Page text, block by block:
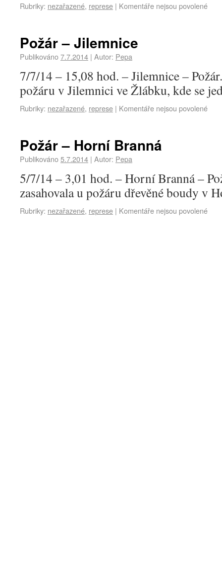
Rubriky: nezařazené, represe | Komentáře nejsou povolené
Požár – Jilemnice
Publikováno7.7.2014 | Autor: Pepa
7/7/14 – 15,08 hod. – Jilemnice –
požáru v Jilemnici ve Žlábku, kde se
Rubriky: nezařazené, represe | Komentáře nejsou povolené
Požár – Horní Branná
Publikováno5.7.2014 | Autor: Pepa
5/7/14 – 3,01 hod. – Horní Branná –
zasahovala u požáru dřevěné boudy v
Rubriky: nezařazené, represe | Komentáře nejsou povolené